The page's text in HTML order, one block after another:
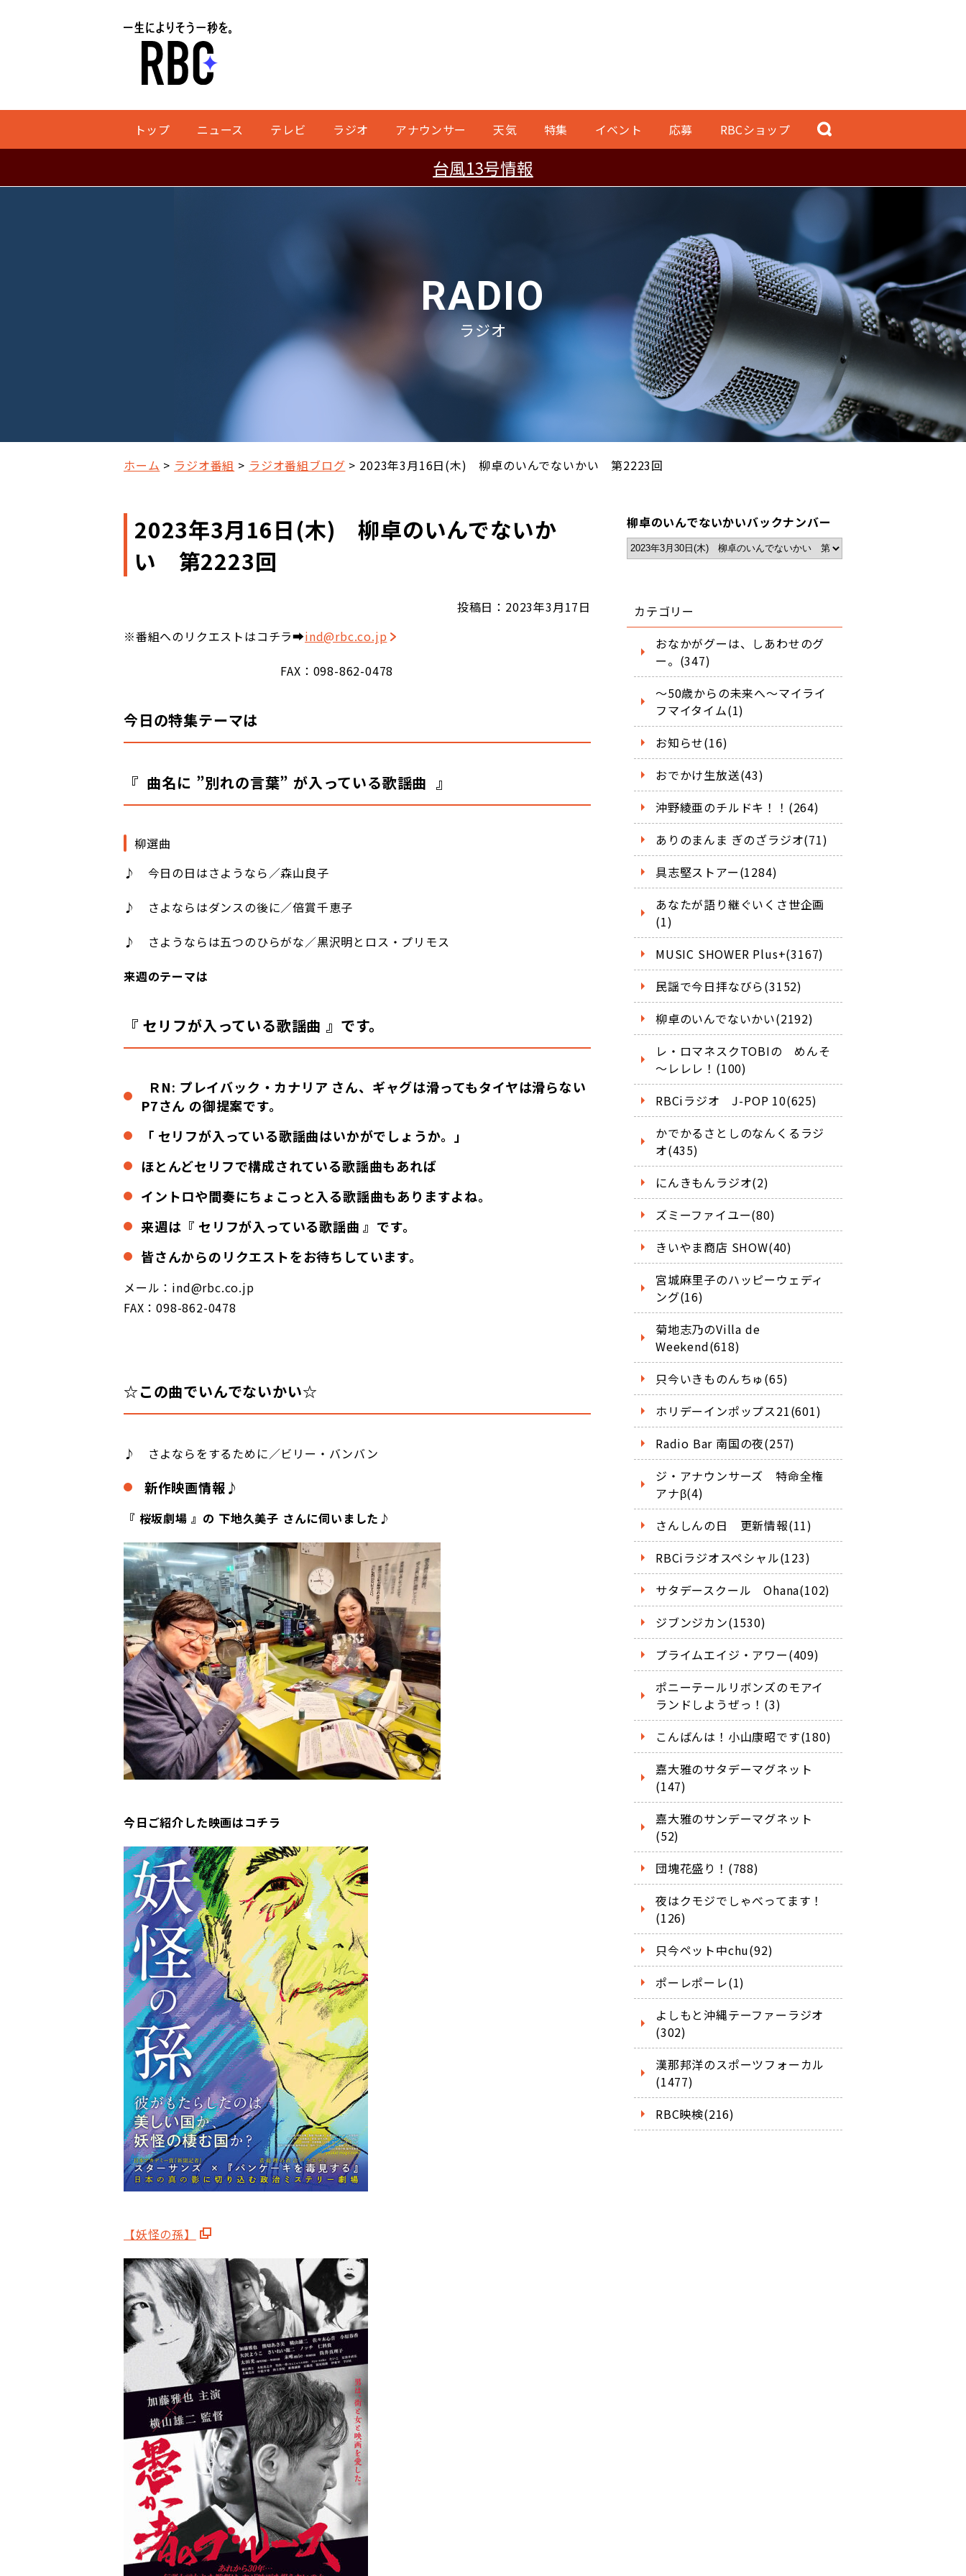
トップ ニュース テレビ ラジオ アナウンサー 天気 特集 イベント 応募 RBCショップ
台風13号情報
RADIO
ラジオ
ホーム ラジオ番組 ラジオ番組ブログ 2023年3月16日(木) 柳卓のいんでないかい 第2223回
2023年3月16日(木) 柳卓のいんでないか
い 第2223回
投稿日：2023年3月17日
※番組へのリクエストはコチラ➡ind@rbc.co.jp
FAX：098-862-0478
今日の特集テーマは
『 曲名に ”別れの言葉” が入っている歌謡曲 』
柳選曲
♪
今日の日はさようなら／森山良子
♪ さよならはダンスの後に／倍賞千恵子
♪ さようならは五つのひらがな／黒沢明とロス・プリモス
来週のテーマは
『 セリフが入っている歌謡曲 』です。
ＲN: プレイバック・カナリア さん、ギャグは滑ってもタイヤは滑らない
P7さん の御提案です。
「 セリフが入っている歌謡曲はいかがでしょうか。」
ほとんどセリフで構成されている歌謡曲もあれば
イントロや間奏にちょこっと入る歌謡曲もありますよね。
来週は『 セリフが入っている歌謡曲 』です。
皆さんからのリクエストをお待ちしています。
メール：ind@rbc.co.jp
FAX：098-862-0478
☆この曲でいんでないかい☆
♪ さよならをするために／ビリー・バンバン
新作映画情報♪
『 桜坂劇場 』の 下地久美子 さんに伺いました♪
今日ご紹介した映画はコチラ
【妖怪の孫】
柳卓のいんでないかいバックナンバー
カテゴリー
おなかがグーは、しあわせのグ
ー。(347)
～50歳からの未来へ～マイライ
フマイタイム(1)
お知らせ(16)
おでかけ生放送(43)
沖野綾亜のチルドキ！！(264)
ありのまんま ぎのざラジオ(71)
具志堅ストアー(1284)
あなたが語り継ぐいくさ世企画
(1)
MUSIC SHOWER Plus+(3167)
民謡で今日拝なびら(3152)
柳卓のいんでないかい(2192)
レ・ロマネスクTOBIの めんそ
～レレレ！(100)
RBCiラジオ J-POP 10(625)
かでかるさとしのなんくるラジ
オ(435)
にんきもんラジオ(2)
ズミーファイユー(80)
きいやま商店 SHOW(40)
宮城麻里子のハッピーウェディ
ング(16)
菊地志乃のVilla de
Weekend(618)
只今いきものんちゅ(65)
ホリデーインポップス21(601)
Radio Bar 南国の夜(257)
ジ・アナウンサーズ 特命全権
アナβ(4)
さんしんの日 更新情報(11)
RBCiラジオスペシャル(123)
サタデースクール Ohana(102)
ジブンジカン(1530)
プライムエイジ・アワー(409)
ポニーテールリボンズのモアイ
ランドしようぜっ！(3)
こんばんは！小山康昭です(180)
嘉大雅のサタデーマグネット
(147)
嘉大雅のサンデーマグネット
(52)
団塊花盛り！(788)
夜はクモジでしゃべってます！
(126)
只今ペット中chu(92)
ポーレポーレ(1)
よしもと沖縄テーファーラジオ
(302)
漢那邦洋のスポーツフォーカル
(1477)
RBC映検(216)